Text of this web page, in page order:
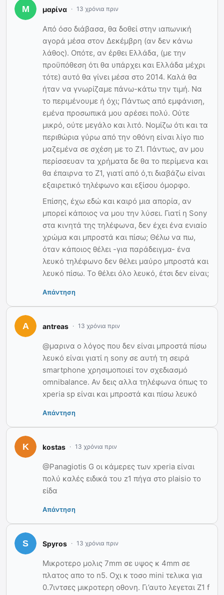
μαρίνα 13 χρόνια πριν
Από όσο διάβασα, θα δοθεί στην ιαπωνική
αγορά μέσα στον Δεκέμβρη (αν δεν κάνω
λάθος). Οπότε, αν έρθει Ελλάδα, (με την
προϋπόθεση ότι θα υπάρχει και Ελλάδα μέχρι
τότε) αυτό θα γίνει μέσα στο 2014. Καλά θα
ήταν να γνωρίζαμε πάνω-κάτω την τιμή. Να
το περιμένουμε ή όχι; Πάντως από εμφάνιση,
εμένα προσωπικά μου αρέσει πολύ. Ούτε
μικρό, ούτε μεγάλο και λιτό. Νομίζω ότι και τα
περιθώρια γύρω από την οθόνη είναι λίγο πιο
μαζεμένα σε σχέση με το Ζ1. Πάντως, αν μου
περίσσευαν τα χρήματα δε θα το περίμενα και
θα έπαιρνα το Ζ1, γιατί από ό,τι διαβάζω είναι
εξαιρετικό τηλέφωνο και εξίσου όμορφο.
Επίσης, έχω εδώ και καιρό μια απορία, αν
μπορεί κάποιος να μου την λύσει. Γιατί η Sony
στα κινητά της τηλέφωνα, δεν έχει ένα ενιαίο
χρώμα και μπροστά και πίσω; Θέλω να πω,
όταν κάποιος θέλει -για παράδειγμα- ένα
λευκό τηλέφωνο δεν θέλει μαύρο μπροστά και
λευκό πίσω. Το θέλει όλο λευκό, έτσι δεν είναι;
Απάντηση
antreas 13 χρόνια πριν
@μαρινα ο λόγος που δεν είναι μπροστά πίσω
λευκό είναι γιατί η sony σε αυτή τη σειρά
smartphone χρησιμοποιεί τον σχεδιασμό
omnibalance. Αν δεις αλλα τηλέφωνα όπως το
xperia sp είναι και μπροστά και πίσω λευκό
Απάντηση
kostas 13 χρόνια πριν
@Panagiotis G οι κάμερες των xperia είναι
πολύ καλές ειδικά του z1 πήγα στο plaisio το
είδα
Απάντηση
Spyros 13 χρόνια πριν
Μικροτερο μολις 7mm σε υψος κ 4mm σε
πλατος απο το n5. Οχι κ τοσο mini τελικα για
0.7ιντσες μικροτερη οθονη. Γι’αυτο λεγεται Ζ1 f